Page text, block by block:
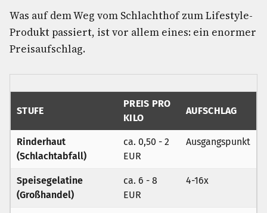
Was auf dem Weg vom Schlachthof zum Lifestyle-
Produkt passiert, ist vor allem eines: ein enormer
Preisaufschlag.
STUFE
PREIS PRO
KILO
AUFSCHLAG
Rinderhaut
(Schlachtabfall)
ca. 0,50 - 2
EUR
Ausgangspunkt
Speisegelatine
(Großhandel)
ca. 6 - 8
EUR
4-16x